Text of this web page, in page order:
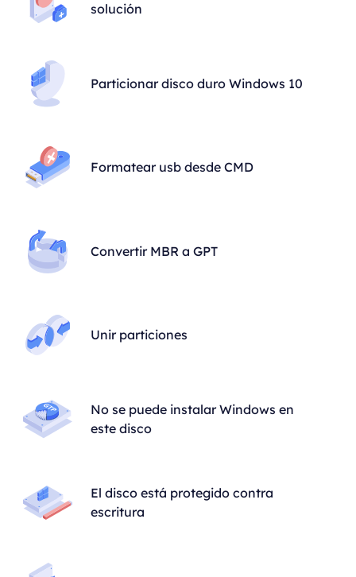
solución
Particionar disco duro Windows 10
Formatear usb desde CMD
Convertir MBR a GPT
Unir particiones
No se puede instalar Windows en
este disco
El disco está protegido contra
escritura